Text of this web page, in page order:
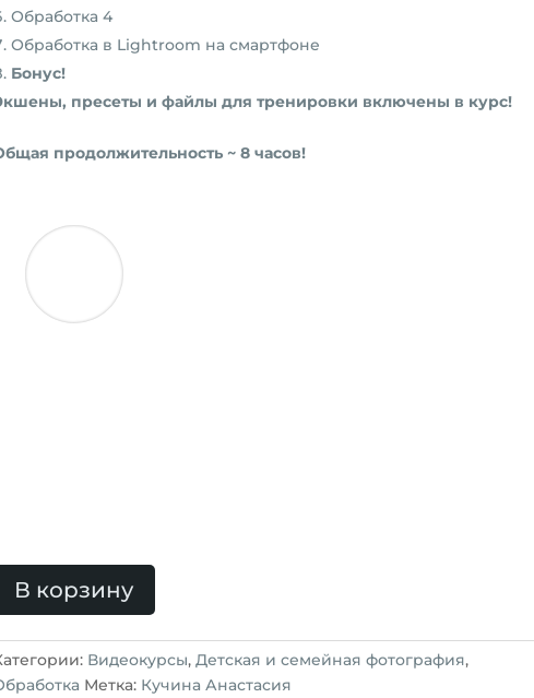
Обработка 4
Обработка в Lightroom на смартфоне
Бонус!
пресеты и файлы для тренировки включены в курс!
продолжительность ~ 8 часов!
В корзину
Видеокурсы, Детская и семейная фотография,
Метка: Кучина Анастасия